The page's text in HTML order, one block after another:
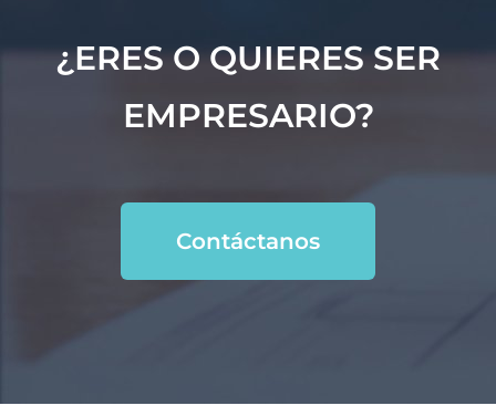
¿ERES O QUIERES SER
EMPRESARIO?
Contáctanos